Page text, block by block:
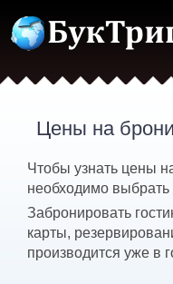
Цены на
Чтобы узнать цены
необходимо выбрать
Забронировать
карты,
производится уже в